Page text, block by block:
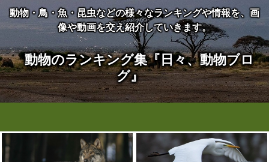
動物・鳥・魚・昆虫などの様々なランキングや情報を、画
像や動画を交え紹介していきます。
動物のランキング集『日々、動物ブロ
グ』